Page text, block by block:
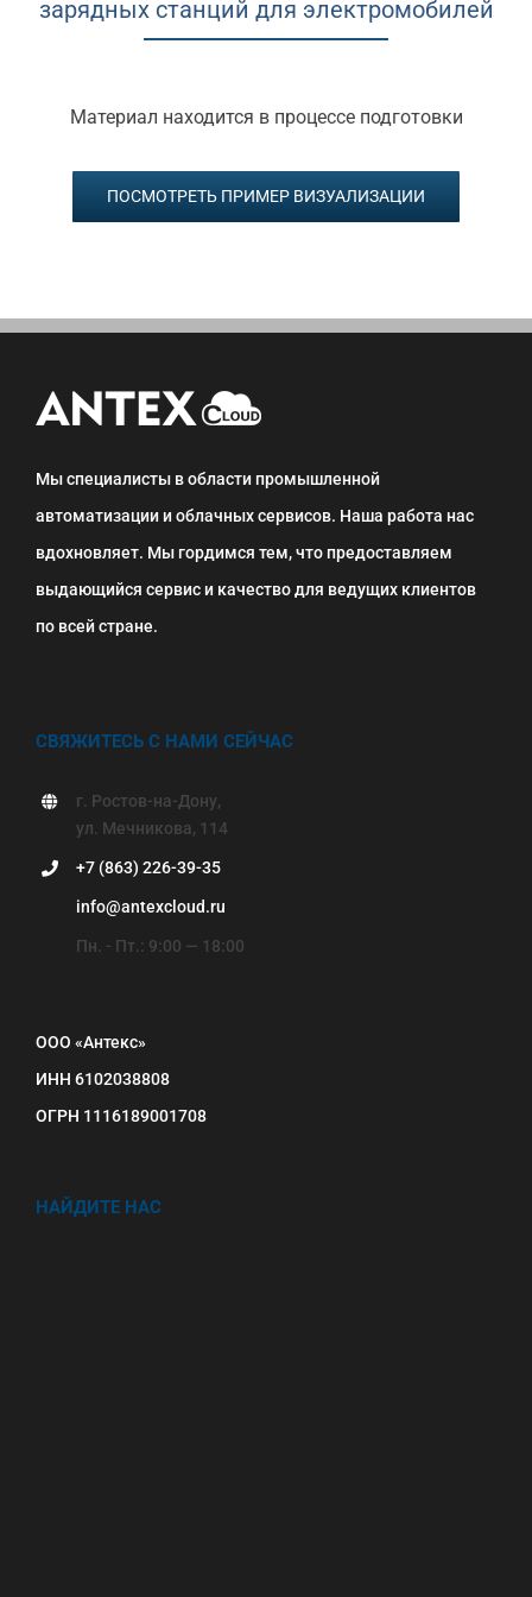
зарядных станций для электромобилей
Материал находится в процессе подготовки
ПОСМОТРЕТЬ ПРИМЕР ВИЗУАЛИЗАЦИИ
Мы специалисты в области промышленной
автоматизации и облачных сервисов. Наша работа нас
вдохновляет. Мы гордимся тем, что предоставляем
выдающийся сервис и качество для ведущих клиентов
по всей стране.
СВЯЖИТЕСЬ С НАМИ СЕЙЧАС
г. Ростов-на-Дону,
ул. Мечникова, 114
+7 (863) 226-39-35
info@antexcloud.ru
Пн. - Пт.: 9:00 — 18:00
ООО «Антекс»
ИНН 6102038808
ОГРН 1116189001708
НАЙДИТЕ НАС